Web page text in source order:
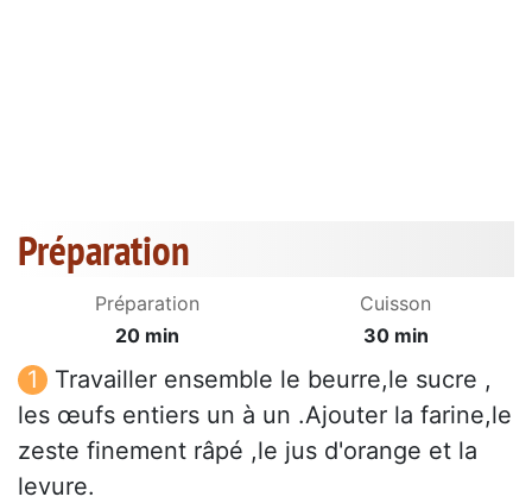
Préparation
Préparation
20 min
Cuisson
30 min
Travailler ensemble le beurre,le sucre ,
les œufs entiers un à un .Ajouter la farine,le
zeste finement râpé ,le jus d'orange et la
levure.